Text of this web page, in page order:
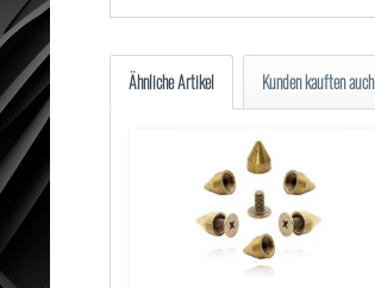
killernieten kaufen
killer nieten kaufen
killernieten silber
killernieten altgold
killernieten gold
schraubnieten onlineshop
killernieten gold
schraubnieten günstig
Killernieten günstig
Lederniten günstig
Ähnliche Artikel Kunden kauften auch